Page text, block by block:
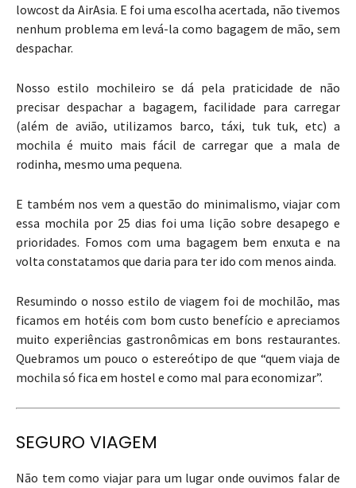
lowcost da AirAsia. E foi uma escolha acertada, não tivemos
nenhum problema em levá-la como bagagem de mão, sem
despachar.
Nosso estilo mochileiro se dá pela praticidade de não
precisar despachar a bagagem, facilidade para carregar
(além de avião, utilizamos barco, táxi, tuk tuk, etc) a
mochila é muito mais fácil de carregar que a mala de
rodinha, mesmo uma pequena.
E também nos vem a questão do minimalismo, viajar com
essa mochila por 25 dias foi uma lição sobre desapego e
prioridades. Fomos com uma bagagem bem enxuta e na
volta constatamos que daria para ter ido com menos ainda.
Resumindo o nosso estilo de viagem foi de mochilão, mas
ficamos em hotéis com bom custo benefício e apreciamos
muito experiências gastronômicas em bons restaurantes.
Quebramos um pouco o estereótipo de que “quem viaja de
mochila só fica em hostel e como mal para economizar”.
SEGURO VIAGEM
Não tem como viajar para um lugar onde ouvimos falar de